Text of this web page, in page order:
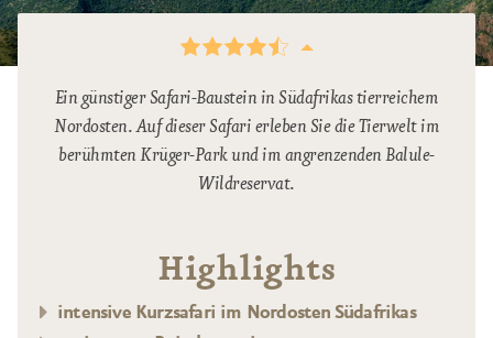
Ein günstiger Safari-Baustein in Südafrikas tierreichem
Nordosten. Auf dieser Safari erleben Sie die Tierwelt im
berühmten Krüger-Park und im angrenzenden Balule-
Wildreservat.
Highlights
intensive Kurzsafari im Nordosten Südafrikas